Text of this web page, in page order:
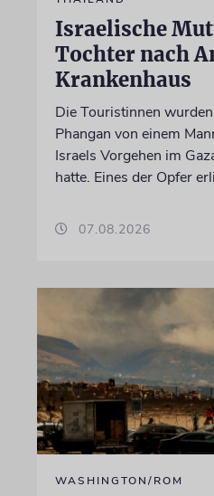
Israelische
Tochter nach
Krankenhaus
Die Touristinnen
Phangan von einem
Israels Vorgehen im
hatte. Eines der Opfer
07.08.2026
WASHINGTON/ROM